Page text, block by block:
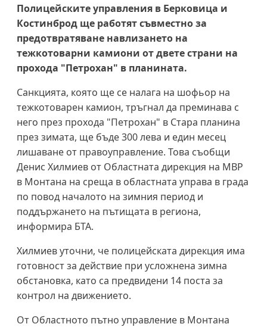
Полицейските управления в Берковица и
Костинброд ще работят съвместно за
предотвратяване навлизането на
тежкотоварни камиони от двете страни на
прохода "Петрохан" в планината.
Санкцията, която ще се налага на шофьор на
тежкотоварен камион, тръгнал да преминава с
него през прохода "Петрохан" в Стара планина
през зимата, ще бъде 300 лева и един месец
лишаване от правоуправление. Това съобщи
Денис Хилмиев от Областната дирекция на МВР
в Монтана на среща в областната управа в града
по повод началото на зимния период и
поддържането на пътищата в региона,
информира БТА.
Хилмиев уточни, че полицейската дирекция има
готовност за действие при усложнена зимна
обстановка, като са предвидени 14 поста за
контрол на движението.
От Областното пътно управление в Монтана